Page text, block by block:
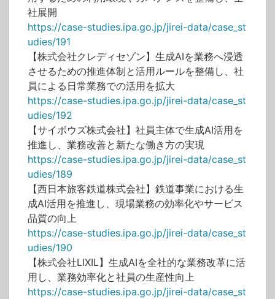
社展開
https://case-studies.ipa.go.jp/jirei-data/case_st
udies/191
【株式会社クレディセゾン】生成AIを業務へ浸透
させるための推進体制と活用ルールを整備し、社
員による日常業務での活用を拡大
https://case-studies.ipa.go.jp/jirei-data/case_st
udies/192
【サイボウズ株式会社】社員主体で生成AI活用を
推進し、業務改善と新たな働き方の実現
https://case-studies.ipa.go.jp/jirei-data/case_st
udies/189
【西日本旅客鉄道株式会社】鉄道事業における生
成AI活用を推進し、現場業務の効率化やサービス
品質の向上
https://case-studies.ipa.go.jp/jirei-data/case_st
udies/190
【株式会社LIXIL】生成AIを全社的な業務改革に活
用し、業務効率化と社員の生産性向上
https://case-studies.ipa.go.jp/jirei-data/case_st